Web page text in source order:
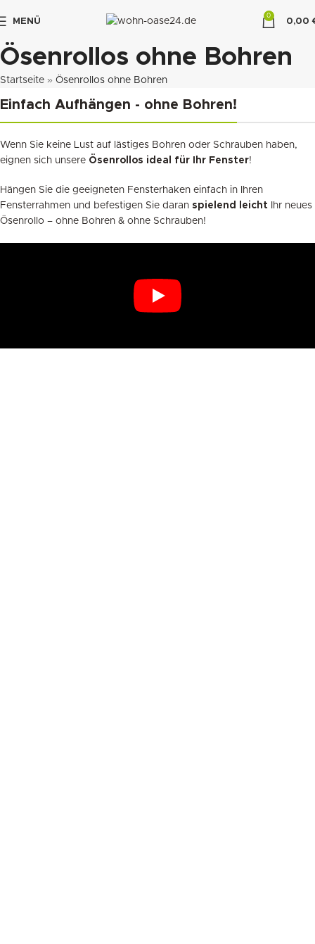
MENÜ
0
0,00
Ösenrollos ohne Bohren
Startseite » Ösenrollos ohne Bohren
Einfach Aufhängen - ohne Bohren!
Wenn Sie keine Lust auf lästiges Bohren oder Schrauben haben,
eignen sich unsere Ösenrollos ideal für Ihr Fenster!
Hängen Sie die geeigneten Fensterhaken einfach in Ihren
Fensterrahmen und befestigen Sie daran spielend leicht Ihr neues
Ösenrollo – ohne Bohren & ohne Schrauben!